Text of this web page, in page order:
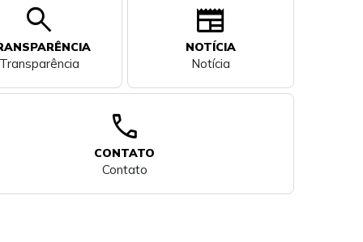
search newspaper
NOTÍCIA
Notícia
call
CONTATO
Contato